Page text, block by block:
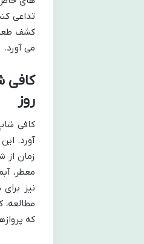
تداعی
کشف طعم
می آورد.
روز
آورد.
زمان
معطر،
نیز
مطالعه،
که